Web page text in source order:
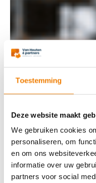
Toestemming
Deze website maakt
We gebruiken cookies
personaliseren, om
en om ons
informatie over uw
partners voor social